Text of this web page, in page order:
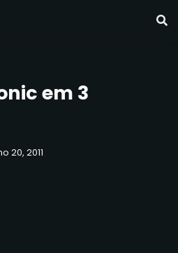
em 3
20, 2011